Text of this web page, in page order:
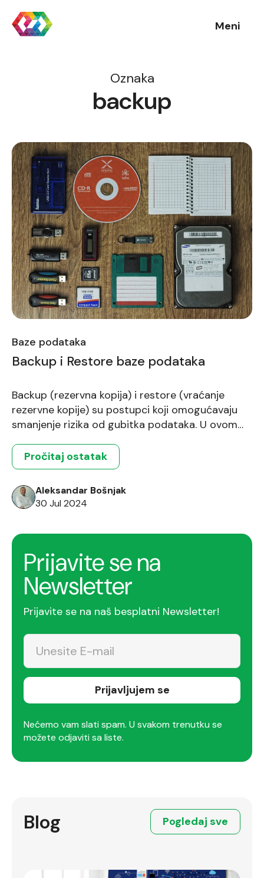
Meni
Oznaka
backup
Baze podataka
Backup i Restore baze podataka
Backup (rezervna kopija) i restore (vraćanje
rezervne kopije) su postupci koji omogućavaju
smanjenje rizika od gubitka podataka. U ovom
postoje i kako bi trebalo planirati postupke
backup- a i restore- a. Šta je backup? Backup ili
rezervna (sigurnosna) kopija podataka je
postupak skladištenja kopije podataka iz baze
[…]
Pročitaj ostatak
Aleksandar Bošnjak
30 Jul 2024
Prijavite se na
Newsletter
Prijavite se na naš besplatni Newsletter!
Prijavljujem se
Nećemo vam slati spam. U svakom trenutku se
možete odjaviti sa liste.
Blog Pogledaj sve